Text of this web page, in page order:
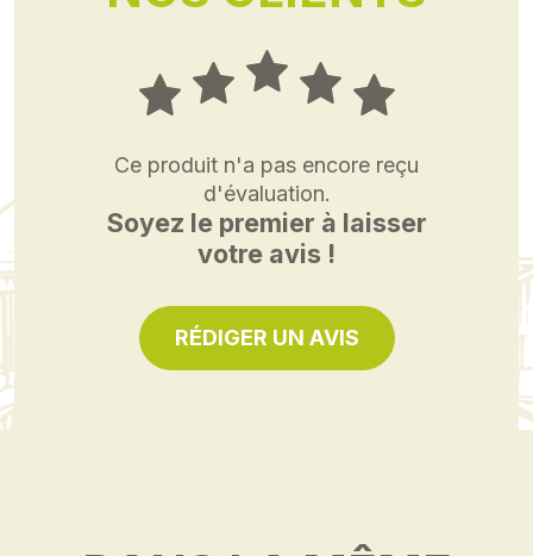
Ce produit n'a pas encore reçu
d'évaluation.
Soyez le premier à laisser
votre avis !
RÉDIGER UN AVIS